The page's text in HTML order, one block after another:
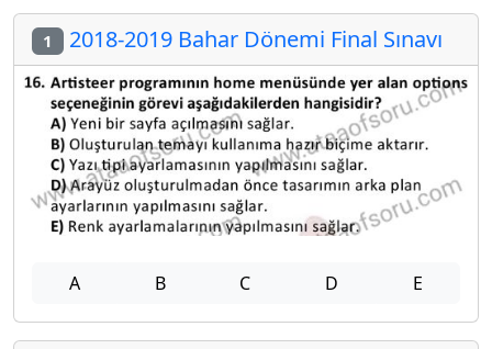
1 2018-2019 Bahar Dönemi Final Sınavı
A B C D E